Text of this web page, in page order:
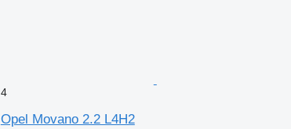
4
Opel Movano 2.2 L4H2